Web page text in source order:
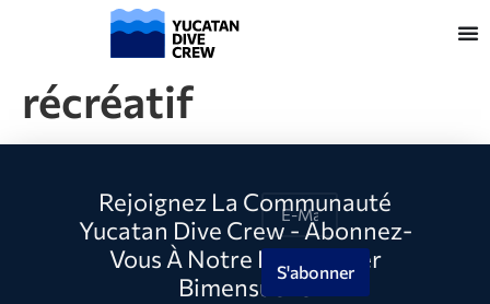
récréatif
Rejoignez La Communauté
Yucatan Dive Crew - Abonnez-
Vous À Notre Newsletter
BimensuelleS'abonner